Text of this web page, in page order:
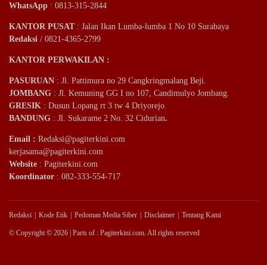
WhatsApp : 0813-315-2844
KANTOR PUSAT: Jalan Ikan Lumba-lumba 1 No 10 Surabaya
Redaksi / 0821-4365-2799
KANTOR PERWAKILAN :
PASURUAN : Jl. Pattimura no 29 Cangkringmalang Beji.
JOMBANG : Jl. Kemuning GG I no 107, Candimulyo Jombang.
GRESIK : Dusun Lopang rt 3 tw 4 Driyorejo.
BANDUNG : Jl. Sukarame 2 No. 32 Cidurian.
Email : Redaksi@pagiterkini.com
kerjasama@pagiterkini.com
Website : Pagiterkini.com
Koordinator : 082-333-554-717
Redaksi Kode Etik Pedoman Media Siber Disclaimer Tentang Kami
© Copyright © 2026 | Parts of : Pagiterkini.com. All rights reserved